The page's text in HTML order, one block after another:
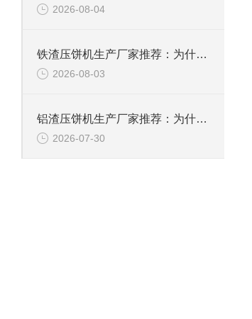
2026-08-04
铁渣压饼机生产厂家推荐：为什么恩派特成为众多企业的优选？
2026-08-03
铝渣压饼机生产厂家推荐：为什么恩派特是值得信赖的选择？
2026-07-30